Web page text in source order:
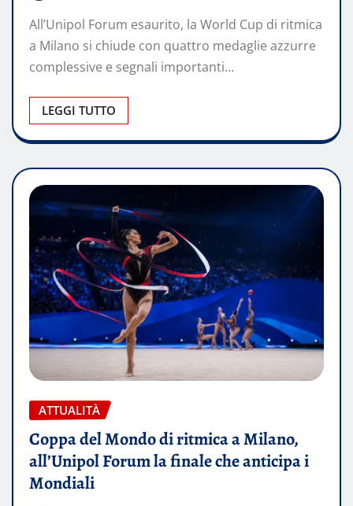
All’Unipol Forum esaurito, la World Cup di ritmica
a Milano si chiude con quattro medaglie azzurre
complessive e segnali importanti…
LEGGI TUTTO
ATTUALITÀ
Coppa del Mondo di ritmica a Milano,
all’Unipol Forum la finale che anticipa i
Mondiali